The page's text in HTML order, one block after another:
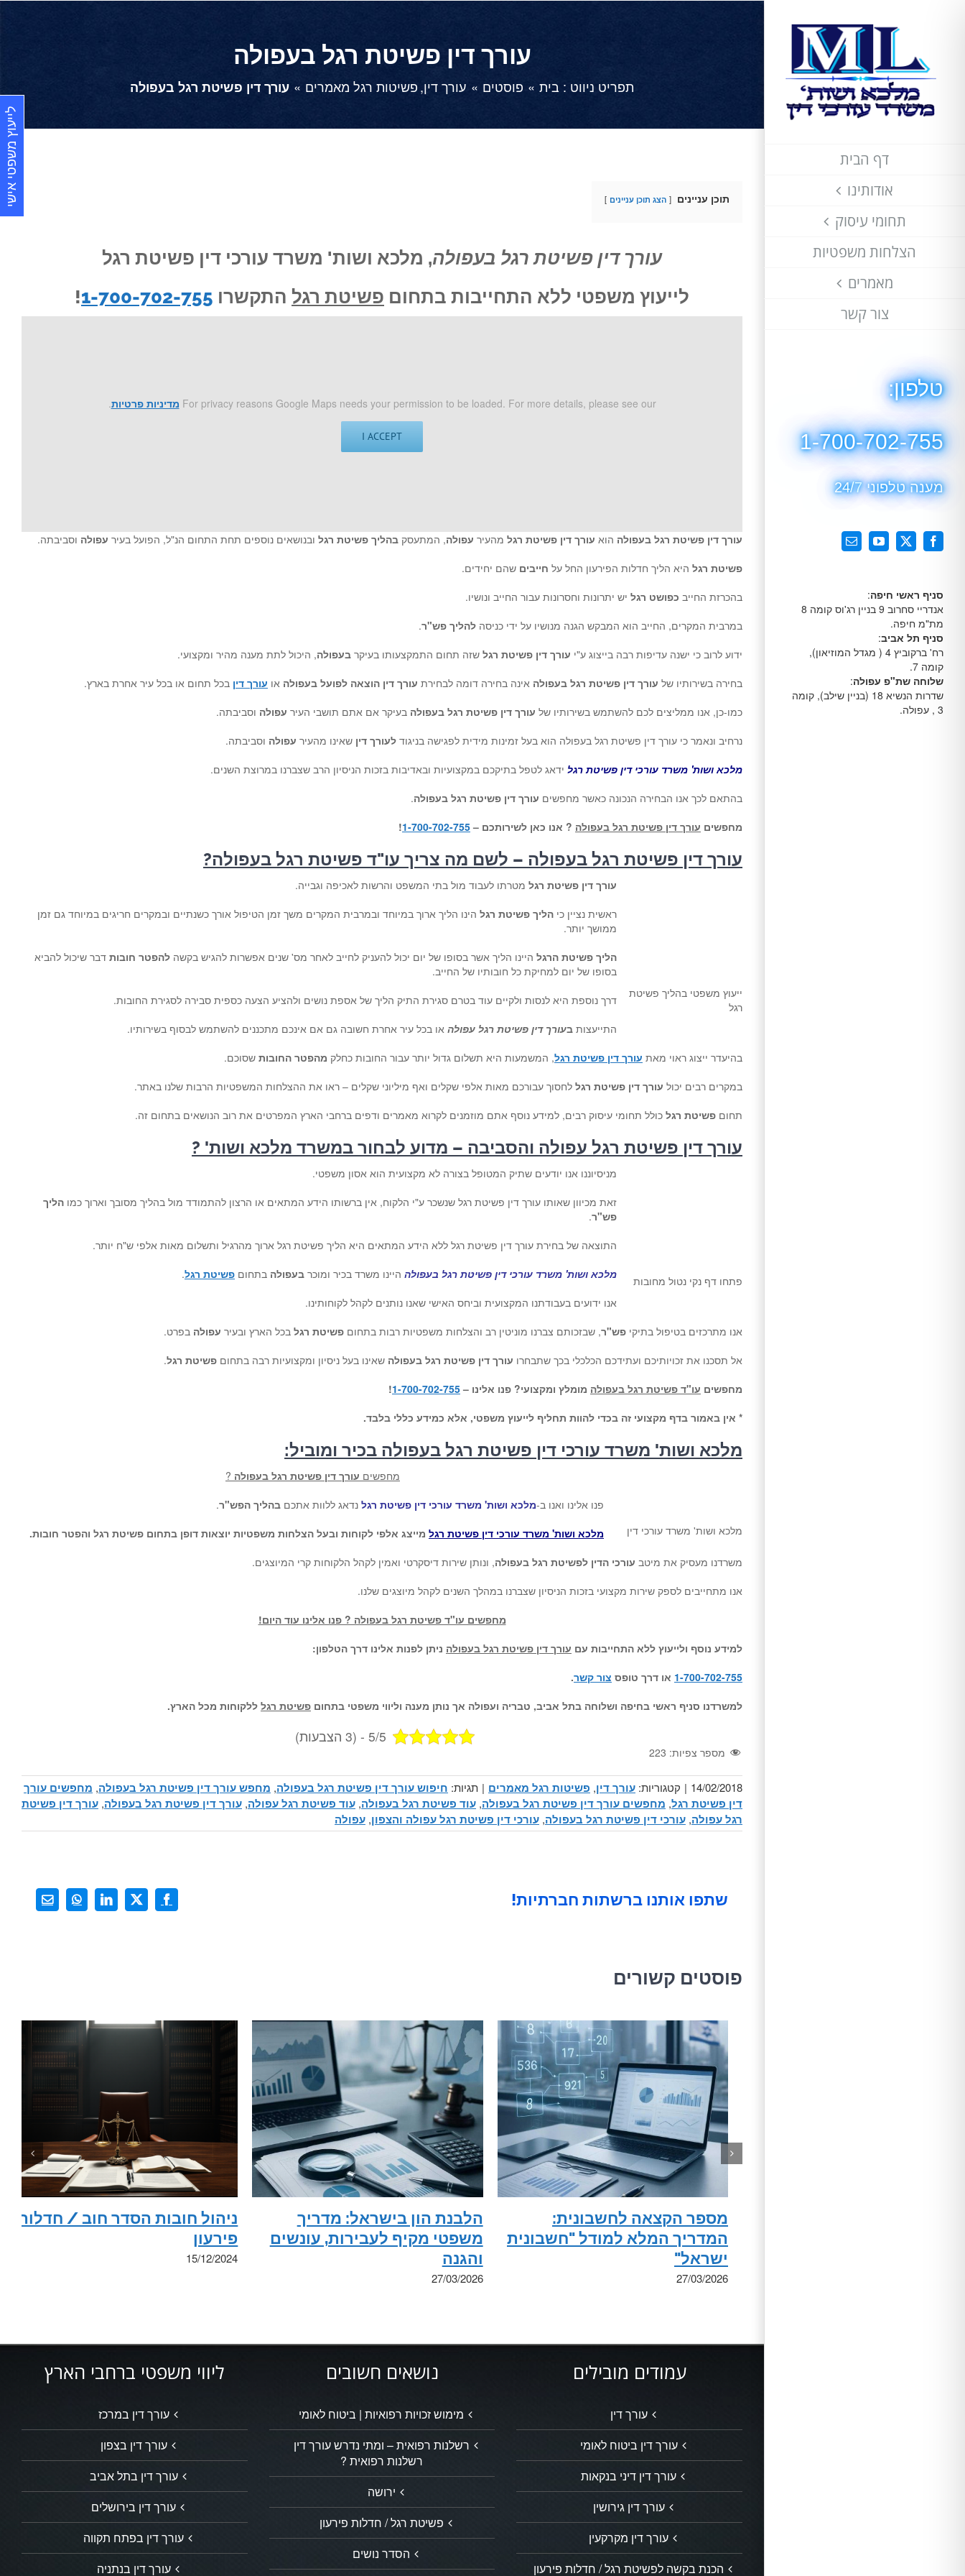
דף הבית
אודותינו
תחומי עיסוק
הצלחות משפטיות
מאמרים
צור קשר
טלפון:
1-700-702-755
מענה טלפוני 24/7
Facebook
X
YouTubeכתובת
סניף ראשי חיפה:
אנדריי סחרוב 9 בניין רג'וס קומה 8
מת"מ חיפה.
סניף תל אביב:
רח' ברקוביץ 4 ( מגדל המוזיאון),
קומה 7.
שלוחה שת"פ עפולה:
שדרות הנשיא 18 (בניין שילב), קומה
3 , עפולה.
עורך דין פשיטת רגל בעפולה
תפריט ניווט : בית פוסטים עורך דין פשיטות רגל מאמרים עורך דין פשיטת רגל בעפולה
תוכן עניינים הצג תוכן עניינים
עורך דין פשיטת רגל בעפולה, מלכא ושות' משרד עורכי דין פשיטת רגל
לייעוץ משפטי ללא התחייבות בתחום פשיטת רגל התקשרו 1-700-702-755
!
For privacy reasons Google Maps needs your permission to be loaded. For more details, please see our מדיניות פרטיות.
I ACCEPT
עורך דין פשיטת רגל בעפולה הוא עורך דין פשיטת רגל מהעיר עפולה, המתעסק בהליך פשיטת רגל ובנושאים נוספים תחת התחום הנ"ל, הפועל בעיר עפולה וסביבתה.
פשיטת רגל היא הליך חדלות הפירעון החל על חייבים שהם יחידים.
בהכרזת החייב כפושט רגל יש יתרונות וחסרונות עבור החייב ונושיו.
במרבית המקרים, החייב הוא המבקש הגנה מנושיו על ידי כניסה להליך פש"ר.
ידוע לרוב כי ישנה עדיפות רבה בייצוג ע"י עורך דין פשיטת רגל שזה תחום התמקצעותו בעיקר בעפולה, היכול לתת מענה מהיר ומקצועי.
בחירה בשירותיו של עורך דין פשיטת רגל בעפולה אינה בחירה דומה לבחירת עורך דין הוצאה לפועל בעפולה או עורך דין בכל תחום או בכל עיר אחרת בארץ.
כמו-כן, אנו ממליצים לכם להשתמש בשירותיו של עורך דין פשיטת רגל בעפולה בעיקר אם אתם תושבי העיר עפולה וסביבתה.
נרחיב ונאמר כי עורך דין פשיטת רגל בעפולה הוא בעל זמינות מידית לפגישה בניגוד לעורך דין שאינו מהעיר עפולה וסביבתה.
מלכא ושות' משרד עורכי דין פשיטת רגל ידאג לטפל בתיקכם במקצועיות ובאדיבות בזכות הניסיון הרב שצברנו במרוצת השנים.
בהתאם לכך אנו הבחירה הנכונה כאשר מחפשים עורך דין פשיטת רגל בעפולה.
מחפשים עורך דין פשיטת רגל בעפולה ? אנו כאן לשירותכם – 1-700-702-755
!
עורך דין פשיטת רגל בעפולה – לשם מה צריך עו"ד פשיטת רגל בעפולה?
ייעוץ משפטי בהליך פשיטת
רגל
עורך דין פשיטת רגל מטרתו לעבוד מול בתי המשפט והרשות לאכיפה וגבייה.
ראשית נציין כי הליך פשיטת רגל הינו הליך ארוך במיוחד ובמרבית המקרים משך זמן הטיפול אורך כשנתיים ובמקרים חריגים במיוחד גם זמן
ממושך יותר.
הליך פשיטת הרגל היינו הליך אשר בסופו של יום יכול להעניק לחייב לאחר מס' שנים אפשרות להגיש בקשה להפטר חובות דבר שיכול להביא
בסופו של יום למחיקת כל חובותיו של החייב.
דרך נוספת היא לנסות ולקיים עוד בטרם סגירת התיק הליך של אספת נושים ולהציע הצעה כספית סבירה לסגירת החובות.
התייעצות בעורך דין פשיטת רגל עפולה או בכל עיר אחרת חשובה גם אם אינכם מתכננים להשתמש לבסוף בשירותיו.
בהיעדר ייצוג ראוי מאת עורך דין פשיטת רגל, המשמעות היא תשלום גדול יותר עבור החובות כחלק מהפטר החובות שסוכם.
במקרים רבים יכול עורך דין פשיטת רגל לחסוך עבורכם מאות אלפי שקלים ואף מיליוני שקלים – ראו את ההצלחות המשפטיות הרבות שלנו באתר.
תחום פשיטת רגל כולל תחומי עיסוק רבים, למידע נוסף אתם מוזמנים לקרוא מאמרים ודפים ברחבי הארץ המפרטים את רוב הנושאים בתחום זה.
עורך דין פשיטת רגל עפולה והסביבה – מדוע לבחור במשרד מלכא ושות' ?
פתחו דף נקי נטול מחובות
מניסיוננו אנו יודעים שתיק המטופל בצורה לא מקצועית הוא אסון משפטי.
זאת מכיוון שאותו עורך דין פשיטת רגל שנשכר ע"י הלקוח, אין ברשותו הידע המתאים או הרצון להתמודד מול בהליך מסובך וארוך כמו הליך
פש"ר.
התוצאה של בחירת עורך דין פשיטת רגל ללא הידע המתאים היא הליך פשיטת רגל ארוך מהרגיל ותשלום מאות אלפי ש"ח יותר.
מלכא ושות' משרד עורכי דין פשיטת רגל בעפולה היינו משרד בכיר ומוכר בעפולה בתחום פשיטת רגל.
אנו ידועים בעבודתנו המקצועית וביחס האישי שאנו נותנים לקהל לקוחותינו.
אנו מתרכזים בטיפול בתיקי פש"ר, שבזכותם צברנו מוניטין רב והצלחות משפטיות רבות בתחום פשיטת רגל בכל הארץ ובעיר עפולה בפרט.
אל תסכנו את זכויותיכם ועתידכם הכלכלי בכך שתבחרו עורך דין פשיטת רגל בעפולה שאינו בעל ניסיון ומקצועיות רבה בתחום פשיטת רגל.
מחפשים עו"ד פשיטת רגל בעפולה מומלץ ומקצועי? פנו אלינו – 1-700-702-755
!
* אין באמור בדף מקצועי זה בכדי להוות תחליף לייעוץ משפטי, אלא כמידע כללי בלבד.
מלכא ושות' משרד עורכי דין פשיטת רגל בעפולה בכיר ומוביל:
מלכא ושות' משרד עורכי דין
מחפשים עורך דין פשיטת רגל בעפולה ?
פנו אלינו ואנו ב-מלכא ושות' משרד עורכי דין פשיטת רגל נדאג ללוות אתכם בהליך הפש"ר.
מלכא ושות' משרד עורכי דין פשיטת רגל מייצג אלפי לקוחות ובעל הצלחות משפטיות יוצאות דופן בתחום פשיטת רגל והפטר חובות.
משרדנו מעסיק את מיטב עורכי הדין לפשיטת רגל בעפולה, ונותן שירות דיסקרטי ואמין לקהל הלקוחות קרי המיוצגים.
אנו מתחייבים לספק שירות מקצועי בזכות הניסיון שצברנו במהלך השנים לקהל מיוצגים שלנו.
מחפשים עו"ד פשיטת רגל בעפולה ? פנו אלינו עוד היום!
למידע נוסף ולייעוץ ללא התחייבות עם עורך דין פשיטת רגל בעפולה ניתן לפנות אלינו דרך הטלפון:
1-700-702-755 או דרך טופס צור קשר.
למשרדנו סניף ראשי בחיפה ושלוחה בתל אביב, טבריה ועפולה אך נותן מענה וליווי משפטי בתחום פשיטת רגל ללקוחות מכל הארץ.
5/5 - (3 הצבעות)
מספר צפיות: 223
14/02/2018
| קטגוריות: עורך דין, פשיטות רגל מאמרים | תגיות: חיפוש עורך דין פשיטת רגל בעפולה, מחפש עורך דין פשיטת רגל בעפולה, מחפשים עורך
דין פשיטת רגל, מחפשים עורך דין פשיטת רגל בעפולה, עוד פשיטת רגל בעפולה, עוד פשיטת רגל עפולה, עורך דין פשיטת רגל בעפולה, עורך דין פשיטת
רגל עפולה, עורכי דין פשיטת רגל בעפולה, עורכי דין פשיטת רגל עפולה והצפון, עפולה
שתפו אותנו ברשתות חברתיות! Facebook
X
LinkedIn
WhatsApp
כתובת
פוסטים קשורים
מספר הקצאה לחשבונית:
המדריך המלא למודל "חשבונית
ישראל"
27/03/2026
הלבנת הון בישראל: מדריך
משפטי מקיף לעבירות, עונשים
והגנה
27/03/2026
ניהול חובות הסדר חוב / חדלות
פירעון
15/12/2024
עמודים מובילים
עורך דין
עורך דין ביטוח לאומי
עורך דין דיני בנקאות
עורך דין גירושין
עורך דין מקרקעין
הכנת בקשה לפשיטת רגל / חדלות פירעון
נושאים חשובים
מימוש זכויות רפואיות | ביטוח לאומי
רשלנות רפואית – ומתי נדרש עורך דין
רשלנות רפואית ?
ירושה
פשיטת רגל / חדלות פירעון
הסדר נושים
ליווי משפטי ברחבי הארץ
עורך דין במרכז
עורך דין בצפון
עורך דין בתל אביב
עורך דין בירושלים
עורך דין בפתח תקווה
עורך דין בנתניה
לייעוץ משפטי אישי